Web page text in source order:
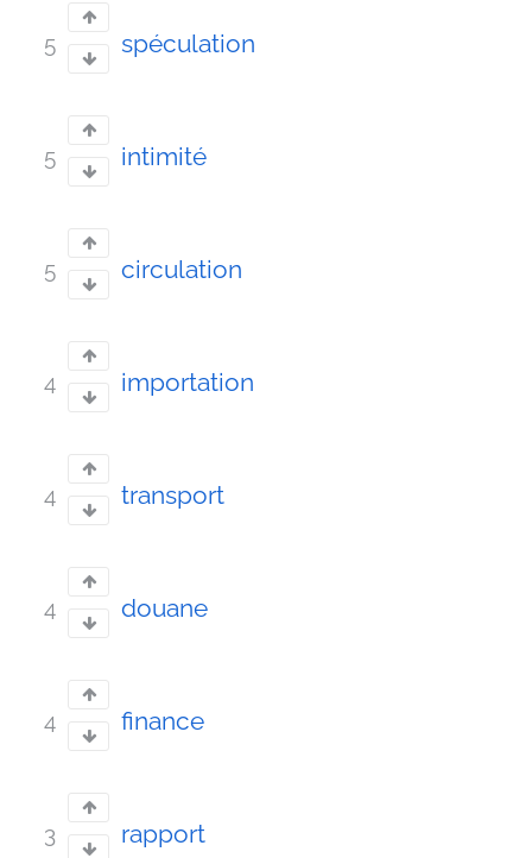
5 spéculation
5 intimité
5 circulation
4 importation
4 transport
4 douane
4 finance
3 rapport